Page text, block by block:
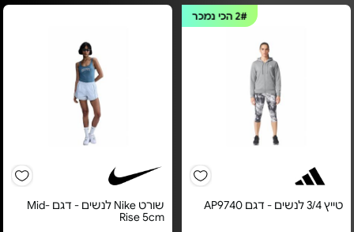
2#הכי נמכר
טייץ 3/4 לנשים - דגם AP9740
שורט Nike לנשים - דגם Mid-
Rise 5cm